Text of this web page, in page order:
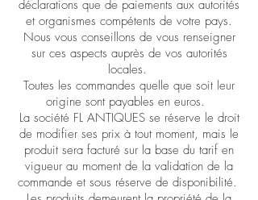
déclarations que de paiements aux autorités
et organismes compétents de votre pays.
Nous vous conseillons de vous renseigner
sur ces aspects auprès de vos autorités
locales.
Toutes les commandes quelle que soit leur
origine sont payables en euros.
La société FL ANTIQUES se réserve le droit
de modifier ses prix à tout moment, mais le
produit sera facturé sur la base du tarif en
vigueur au moment de la validation de la
commande et sous réserve de disponibilité.